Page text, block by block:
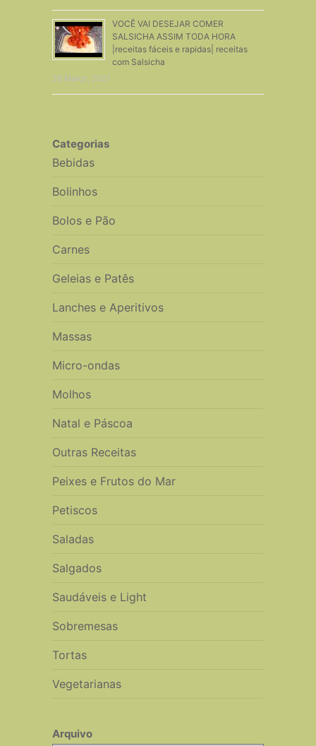
VOCÊ VAI DESEJAR COMER
SALSICHA ASSIM TODA HORA
|receitas fáceis e rapidas| receitas
com Salsicha
26 Março, 2021
Categorias
Bebidas
Bolinhos
Bolos e Pão
Carnes
Geleias e Patês
Lanches e Aperitivos
Massas
Micro-ondas
Molhos
Natal e Páscoa
Outras Receitas
Peixes e Frutos do Mar
Petiscos
Saladas
Salgados
Saudáveis e Light
Sobremesas
Tortas
Vegetarianas
Arquivo